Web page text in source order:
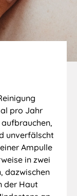
pro Jahr
unverfälscht
Ampulle
in zwei
dazwischen
der Haut